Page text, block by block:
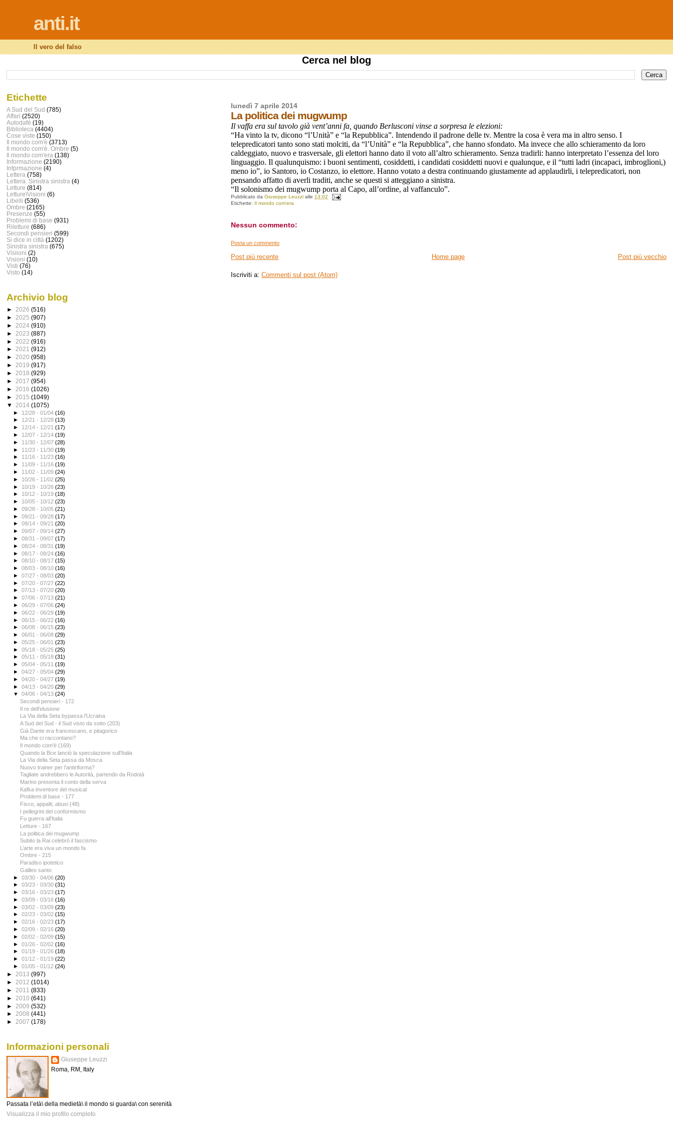
anti.it
Il vero del falso
Cerca nel blog
lunedì 7 aprile 2014
La politica dei mugwump
Il vaffa era sul tavolo già vent’anni fa, quando Berlusconi vinse a sorpresa le elezioni:
“Ha vinto la tv, dicono “l’Unità” e “la Repubblica”. Intendendo il padrone delle tv. Mentre la cosa è vera ma in altro senso. I
telepredicatori tanto sono stati molciti, da “l’Unità” e “la Repubblica”, che hanno sfondato. Ma invece che allo schieramento da loro
caldeggiato, nuovo e trasversale, gli elettori hanno dato il voto all’altro schieramento. Senza tradirli: hanno interpretato l’essenza del loro
linguaggio. Il qualunquismo: i buoni sentimenti, cosiddetti, i candidati cosiddetti nuovi e qualunque, e il “tutti ladri (incapaci, imbroglioni,)
meno io”, io Santoro, io Costanzo, io elettore. Hanno votato a destra continuando giustamente ad applaudirli, i telepredicatori, non
pensando affatto di averli traditi, anche se questi si atteggiano a sinistra.
“Il solonismo dei mugwump porta al Capo, all’ordine, al vaffanculo”.
Pubblicato daGiuseppe Leuzzi alle 13:02
Etichette: Il mondo com'era
Nessun commento:
Posta un commento
Post più recente Post più vecchio
Home page
Iscriviti a:Commenti sul post (Atom)
Etichette
A Sud del Sud (785)
Affari (2520)
Autodafé (19)
Biblioteca (4404)
Cose viste (150)
Il mondo com'è (3713)
Il mondo com'è. Ombre (5)
Il mondo com'era (138)
Informazione (2190)
Infprmazione (4)
Lettera (758)
Lettera. Sinistra sinistra (4)
Letture (814)
Letture\Visioni (6)
Libelli (536)
Ombre (2165)
Presenze (55)
Problemi di base (931)
Riletture (686)
Secondi pensieri (599)
Si dice in città (1202)
Sinistra sinistra (675)
Visiioni (2)
Visioni (10)
Visti (76)
Visto (14)
Archivio blog
► 2026 (516)
► 2025 (907)
► 2024 (910)
► 2023 (887)
► 2022 (916)
► 2021 (912)
► 2020 (958)
► 2019 (917)
► 2018 (929)
► 2017 (954)
► 2016 (1026)
► 2015 (1049)
▼ 2014 (1075)
► 12/28 - 01/04(16)
► 12/21 - 12/28(13)
► 12/14 - 12/21(17)
► 12/07 - 12/14(19)
► 11/30 - 12/07(28)
► 11/23 - 11/30(19)
► 11/16 - 11/23(16)
► 11/09 - 11/16(19)
► 11/02 - 11/09(24)
► 10/26 - 11/02(25)
► 10/19 - 10/26(23)
► 10/12 - 10/19(18)
► 10/05 - 10/12(23)
►09/28 - 10/05(21)
►09/21 - 09/28(17)
►09/14 - 09/21(20)
►09/07 - 09/14(27)
►08/31 - 09/07(17)
►08/24 - 08/31(19)
►08/17 - 08/24(16)
►08/10 - 08/17(15)
►08/03 - 08/10(16)
►07/27 - 08/03(20)
►07/20 - 07/27(22)
►07/13 - 07/20(20)
►07/06 - 07/13(21)
►06/29 - 07/06(24)
►06/22 - 06/29(19)
►06/15 - 06/22(16)
►06/08 - 06/15(23)
►06/01 - 06/08(29)
►05/25 - 06/01(23)
►05/18 - 05/25(25)
►05/11 - 05/18(31)
►05/04 - 05/11(19)
►04/27 - 05/04(29)
►04/20 - 04/27(19)
►04/13 - 04/20(29)
▼04/06 - 04/13(24)
Secondi pensieri - 172
Il re dell’elusione
La Via della Seta bypassa l’Ucraina
A Sud del Sud - il Sud visto da sotto (203)
Già Dante era francescano, e pitagorico
Ma che ci raccontano?
Il mondo com'è (169)
Quando la Bce lanciò la speculazione sull’Italia
La Via della Seta passa da Mosca
Nuovo trainer per l’antiriforma?
Tagliate andrebbero le Autorità, partendo da Rodotà
Marino presenta il conto della serva
Kafka inventore del musical
Problemi di base - 177
Fisco, appalti, abusi (48)
I pellegrini del conformismo
Fu guerra all’Italia
Letture - 167
La politica dei mugwump
Subito la Rai celebrò il fascismo
L’arte era viva un mondo fa
Ombre - 215
Paradiso ipotetico
Galileo santo
►03/30 - 04/06(20)
►03/23 - 03/30(31)
►03/16 - 03/23(17)
►03/09 - 03/16(16)
►03/02 - 03/09(23)
►02/23 - 03/02(15)
►02/16 - 02/23(17)
►02/09 - 02/16(20)
►02/02 - 02/09(15)
►01/26 - 02/02(16)
►01/19 - 01/26(18)
►01/12 - 01/19(22)
►01/05 - 01/12(24)
► 2013 (997)
► 2012 (1014)
► 2011 (833)
► 2010 (641)
► 2009 (532)
► 2008 (441)
► 2007 (178)
Informazioni personali
Giuseppe Leuzzi
Roma, RM, Italy
Passata l’età\ della medietà\ il mondo si guarda\ con serenità
Visualizza il mio profilo completo